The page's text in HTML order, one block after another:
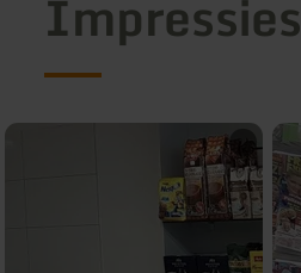
Impressies